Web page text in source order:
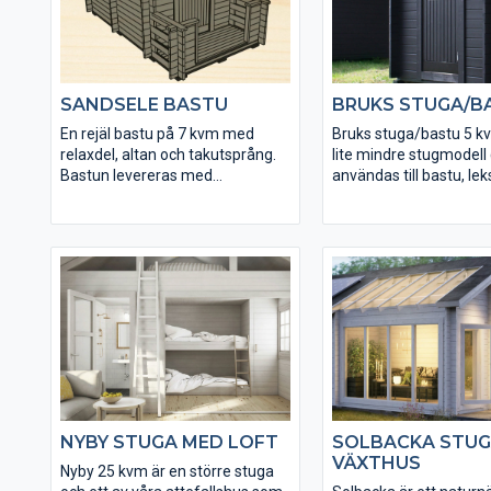
SANDSELE BASTU
En rejäl bastu på 7 kvm med
relaxdel, altan och takutsprång.
Bastun levereras med
BRUKS STUGA/
Bruks stuga/bastu 5
lite mindre stugmodell
användas till bastu,
NYBY STUGA MED LOFT
Nyby 25 kvm är en större stuga
SOLBACKA
VÄXTHUS